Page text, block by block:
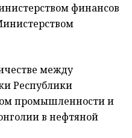
финансов
между
Республики
промышленности и
в нефтяной